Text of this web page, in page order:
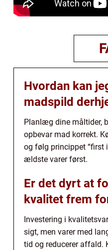
Hvordan kan
madspild
Planlæg dine måltider,
opbevar mad korrekt.
og følg princippet “first
ældste varer først.
Er det dyrt at
kvalitet frem
Investering i
sigt, men varer med
tid og reducerer affald.